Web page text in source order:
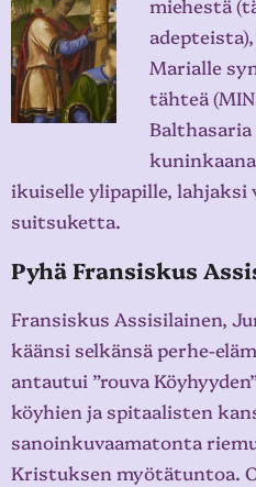
miehestä
Marialle
tähteä
ikuiselle ylipapille,
suitsuketta.
Pyhä Fransiskus
Fransiskus Assisilainen,
käänsi selkänsä perhe-
antautui ”rouva
köyhien ja spitaalisten
sanoinkuvaamatonta
Kristuksen myötätuntoa.